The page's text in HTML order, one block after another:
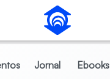
principal
Jornal Ebooks